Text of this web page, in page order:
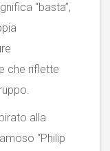
“basta”,
che riflette
alla
“Philip